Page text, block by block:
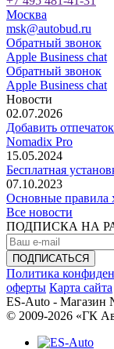
Москва
msk@autobud.ru
Обратный звонок
Apple Business chat
Обратный звонок
Apple Business chat
Новости
02.07.2026
Добавить
Nomadix Pro
15.05.2024
Бесплатная
07.10.2023
Основные правила
Все новости
ПОДПИСКА НА
Политика
оферты Карта сайта
ES-Auto - Магазин
© 2009-2026 «ГК